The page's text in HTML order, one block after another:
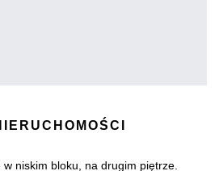
niskim bloku, na drugim piętrze.